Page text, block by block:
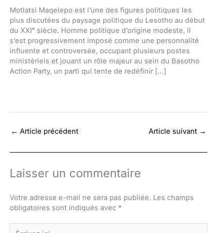
Motlatsi Maqelepo est l’une des figures politiques les
plus discutées du paysage politique du Lesotho au début
du XXIᵉ siècle. Homme politique d’origine modeste, il
s’est progressivement imposé comme une personnalité
influente et controversée, occupant plusieurs postes
ministériels et jouant un rôle majeur au sein du Basotho
Action Party, un parti qui tente de redéfinir […]
← Article précédent Article suivant →
Laisser un commentaire
Votre adresse e-mail ne sera pas publiée. Les champs
obligatoires sont indiqués avec *
Écrivez